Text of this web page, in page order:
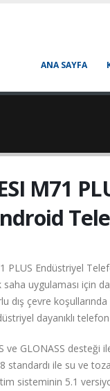
ANA SAYFA
M71
PLUS Endüstriyel
saha uygulaması için
dış çevre
dayanıklı
ve GLONASS desteği
standardı ile su ve
sisteminin 5.1